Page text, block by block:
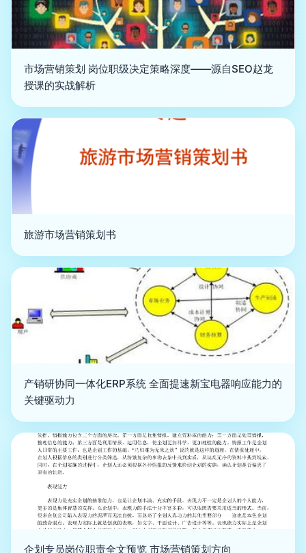
市场营销策划 岗位职级决定策略深度——源自SEO赵龙
授课的实战解析
旅游市场营销策划书
产销研协同一体化ERP系统 全面提速新宝电器响应能力的
关键驱动力
企划专员岗位职责全文预览 市场营销策划方向